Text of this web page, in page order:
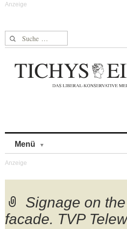
Suche nach:
Menü
Signage on
facade. TVP